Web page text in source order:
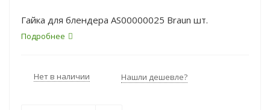
Гайка для блендера AS00000025 Braun шт.
Подробнее
Нет в наличии Нашли дешевле?